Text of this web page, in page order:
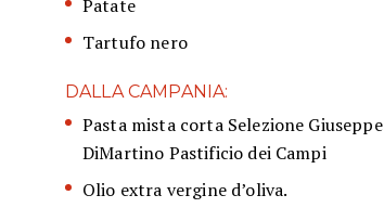
Patate
Tartufo nero
DALLA CAMPANIA:
Pasta mista corta Selezione Giuseppe
DiMartino Pastificio dei Campi
Olio extra vergine d’oliva.